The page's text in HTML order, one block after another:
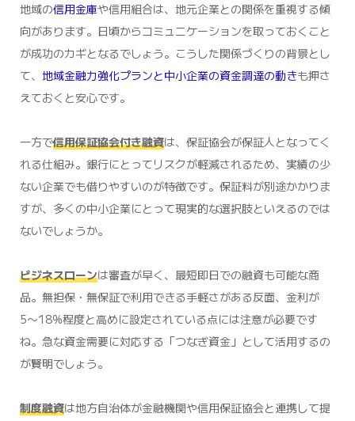
地域の信用金庫や信用組合は、地元企業との関係を重視する傾
向があります。日頃からコミュニケーションを取っておくこと
が成功のカギとなるでしょう。こうした関係づくりの背景とし
て、 地域金融力強化プランと中小企業の資金調達の動きも押さ
えておくと安心です。
一方で信用保証協会付き融資は、保証協会が保証人となってく
れる仕組み。銀行にとってリスクが軽減されるため、実績の少
ない企業でも借りやすいのが特徴です。保証料が別途かかりま
すが、多くの中小企業にとって現実的な選択肢といえるのでは
ないでしょうか。
ビジネスローンは審査が早く、最短即日での融資も可能な商
品。無担保・無保証で利用できる手軽さがある反面、金利が
5〜18%程度と高めに設定されている点には注意が必要です
ね。急な資金需要に対応する「つなぎ資金」として活用するの
が賢明でしょう。
制度融資は地方自治体が金融機関や信用保証協会と連携して提